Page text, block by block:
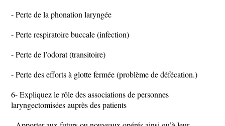
- Perte de la phonation laryngée
- Perte respiratoire buccale (infection)
- Perte de l’odorat (transitoire)
- Perte des efforts à glotte fermée (problème de défécation.)
6- Expliquez le rôle des associations de personnes
laryngectomisées auprès des patients